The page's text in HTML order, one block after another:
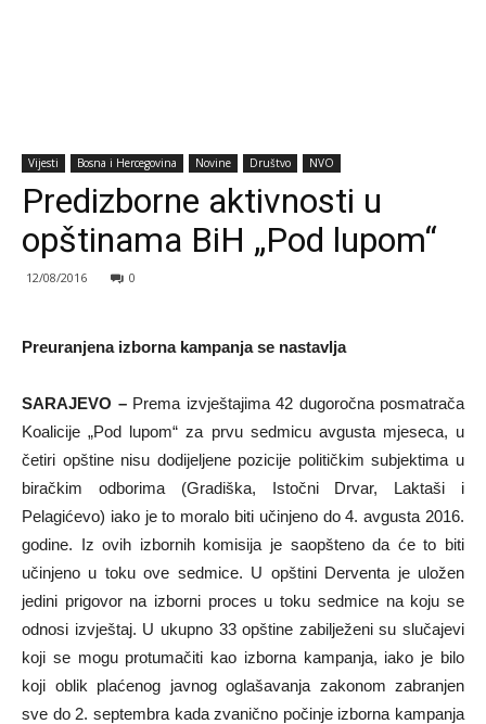
Vijesti Bosna i Hercegovina Novine Društvo NVO
Predizborne aktivnosti u
opštinama BiH „Pod lupom“
12/08/2016 0
Preuranjena izborna kampanja se nastavlja
SARAJEVO –Prema izvještajima 42 dugoročna posmatrača
Koalicije „Pod lupom“ za prvu sedmicu avgusta mjeseca, u
četiri opštine nisu dodijeljene pozicije političkim subjektima u
biračkim odborima (Gradiška, Istočni Drvar, Laktaši i
Pelagićevo) iako je to moralo biti učinjeno do 4. avgusta 2016.
godine. Iz ovih izbornih komisija je saopšteno da će to biti
učinjeno u toku ove sedmice. U opštini Derventa je uložen
jedini prigovor na izborni proces u toku sedmice na koju se
odnosi izvještaj. U ukupno 33 opštine zabilježeni su slučajevi
koji se mogu protumačiti kao izborna kampanja, iako je bilo
koji oblik plaćenog javnog oglašavanja zakonom zabranjen
sve do 2. septembra kada zvanično počinje izborna kampanja